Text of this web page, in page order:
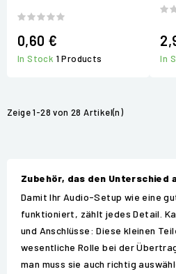
0,60 €
In Stock 1 Products In
Zeige 1-28 von 28 Artikel(n)
Zubehör, das den Unterschied
Damit Ihr Audio-Setup wie eine
funktioniert, zählt jedes Detail.
und Anschlüsse: Diese kleinen
wesentliche Rolle bei der
man muss sie auch richtig